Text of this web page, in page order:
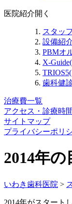
医院紹介開く
スタッ
設備紹
PBMオ
X-
歯科健
治療費一覧
アクセス・診療時間
サイトマップ
プライバシーポリ
2014年の
いわき歯科医院 >
2014年がスタート